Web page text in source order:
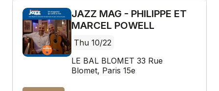
JAZZ MAG - PHILIPPE ET
MARCEL POWELL
Thu 10/22
LE BAL BLOMET 33 Rue
Blomet, Paris 15e